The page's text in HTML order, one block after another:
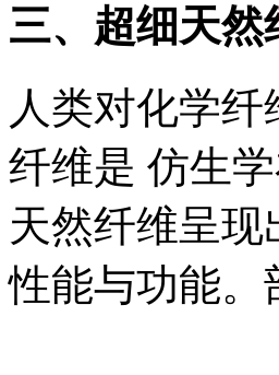
三、超细天然
人类对化学
纤维是 仿生
天然纤维呈
性能与功能。